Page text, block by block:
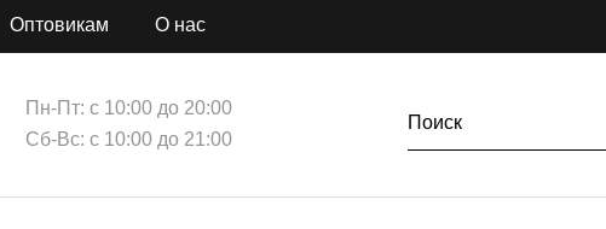
Оптовикам О нас
Пн-Пт: с 10:00 до 20:00
Сб-Вс: с 10:00 до 21:00